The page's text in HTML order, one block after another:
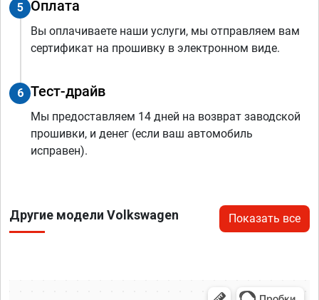
5 Оплата
Вы оплачиваете наши услуги, мы отправляем вам
сертификат на прошивку в электронном виде.
6 Тест-драйв
Мы предоставляем 14 дней на возврат заводской
прошивки, и денег (если ваш автомобиль
исправен).
Другие модели Volkswagen Показать все